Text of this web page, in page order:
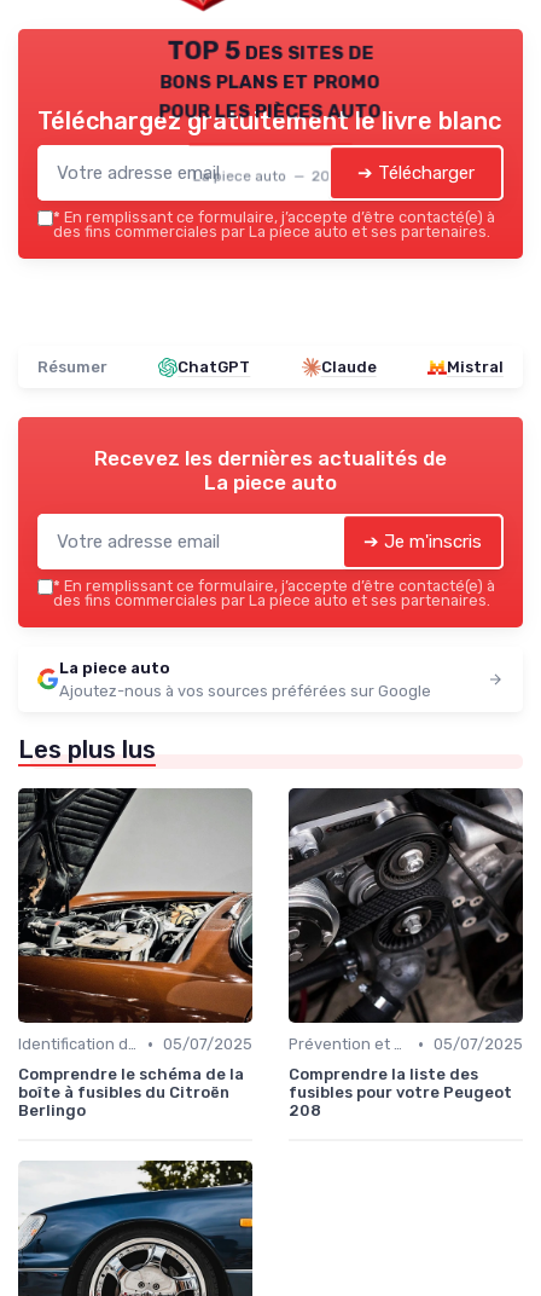
TOP 5 des sites de
bons plans et promo
pour les pièces auto
La piece auto — 2026
Téléchargez gratuitement le livre blanc
➔ Télécharger
* En remplissant ce formulaire, j’accepte d’être contacté(e) à
des fins commerciales par La piece auto et ses partenaires.
Résumer ChatGPT Claude Mistral
Recevez les dernières actualités de
La piece auto
➔ Je m'inscris
* En remplissant ce formulaire, j’accepte d’être contacté(e) à
des fins commerciales par La piece auto et ses partenaires.
La piece auto
Ajoutez-nous à vos sources préférées sur Google
Les plus lus
Identification de la Pièce Nécessaire • 05/07/2025
Comprendre le schéma de la
boîte à fusibles du Citroën
Berlingo
Prévention et Diagnostic des Pannes • 05/07/2025
Comprendre la liste des
fusibles pour votre Peugeot
208